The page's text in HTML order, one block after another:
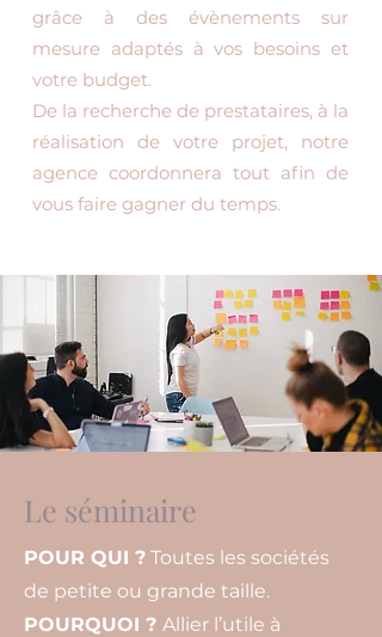
grâce à des évènements sur
mesure adaptés à vos besoins et
votre budget.
De la recherche de prestataires, à la
réalisation de votre projet, notre
agence coordonnera tout afin de
vous faire gagner du temps.
Le séminaire
POUR QUI ? Toutes les sociétés
de petite ou grande taille.
POURQUOI ? Allier l’utile à